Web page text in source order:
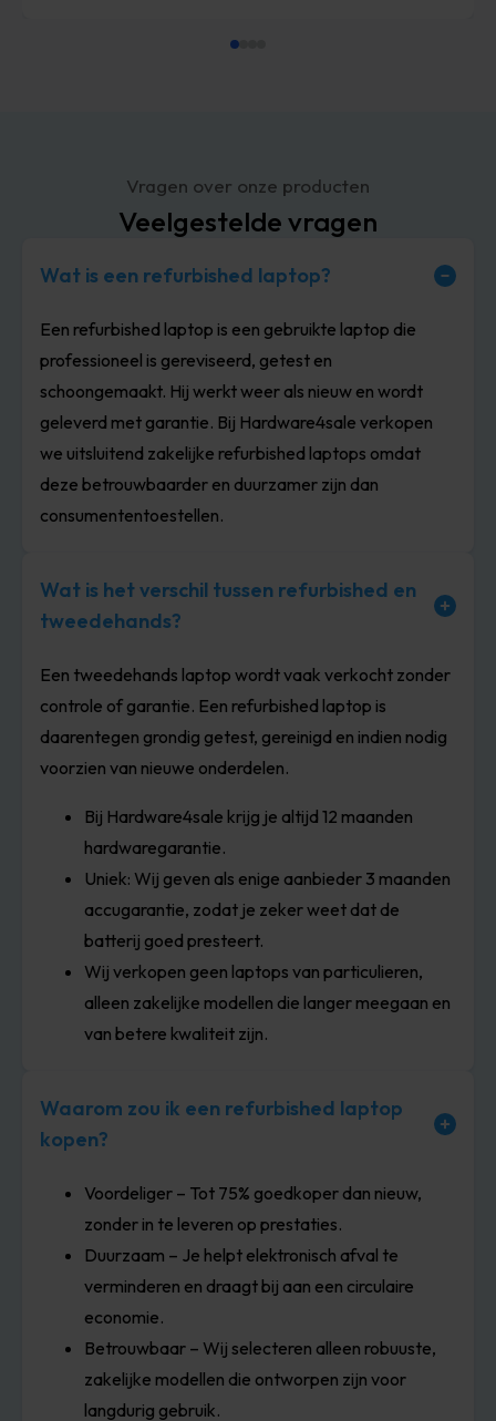
Vragen over onze producten
Veelgestelde vragen
Wat is een refurbished laptop?
Een refurbished laptop is een gebruikte laptop die
professioneel is gereviseerd, getest en
schoongemaakt. Hij werkt weer als nieuw en wordt
geleverd met garantie. Bij Hardware4sale verkopen
we uitsluitend zakelijke refurbished laptops omdat
deze betrouwbaarder en duurzamer zijn dan
consumententoestellen.
Wat is het verschil tussen refurbished en
tweedehands?
Een tweedehands laptop wordt vaak verkocht zonder
controle of garantie. Een refurbished laptop is
daarentegen grondig getest, gereinigd en indien nodig
voorzien van nieuwe onderdelen.
Bij Hardware4sale krijg je altijd 12 maanden
hardwaregarantie.
Uniek: Wij geven als enige aanbieder 3 maanden
accugarantie, zodat je zeker weet dat de
batterij goed presteert.
Wij verkopen geen laptops van particulieren,
alleen zakelijke modellen die langer meegaan en
van betere kwaliteit zijn.
Waarom zou ik een refurbished laptop
kopen?
Voordeliger – Tot 75% goedkoper dan nieuw,
zonder in te leveren op prestaties.
Duurzaam – Je helpt elektronisch afval te
verminderen en draagt bij aan een circulaire
economie.
Betrouwbaar – Wij selecteren alleen robuuste,
zakelijke modellen die ontworpen zijn voor
langdurig gebruik.